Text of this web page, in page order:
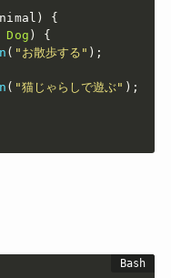
)
{
Dog )
{
( "お散歩する" ) ;
( "猫じゃらしで遊ぶ" ) ;